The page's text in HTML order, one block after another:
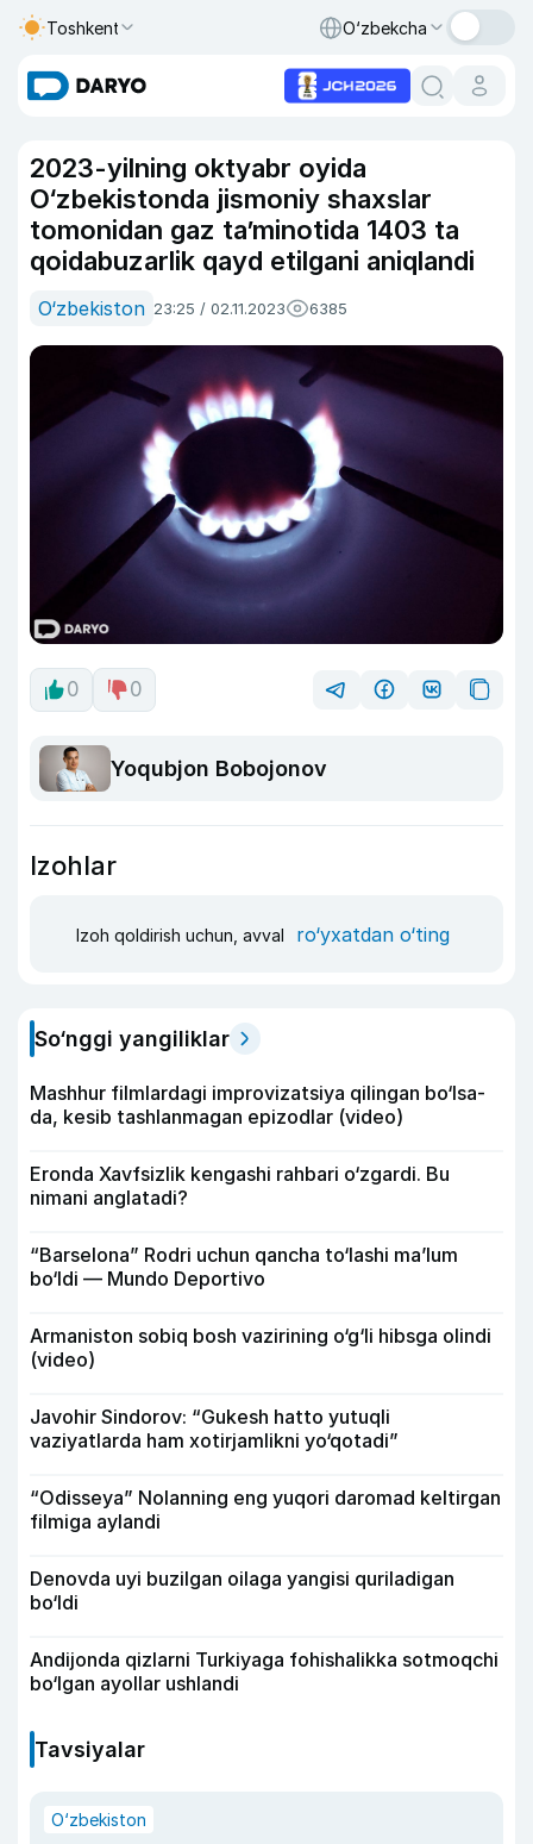
Toshkent O‘zbekcha
2023-yilning oktyabr oyida
O‘zbekistonda jismoniy shaxslar
tomonidan gaz taʼminotida 1403 ta
qoidabuzarlik qayd etilgani aniqlandi
O‘zbekiston 23:25 / 02.11.2023 6385
0 0
Yoqubjon Bobojonov
Izohlar
Izoh qoldirish uchun, avval ro‘yxatdan o‘ting
So‘nggi yangiliklar
Mashhur filmlardagi improvizatsiya qilingan bo‘lsa-
da, kesib tashlanmagan epizodlar (video)
Eronda Xavfsizlik kengashi rahbari o‘zgardi. Bu
nimani anglatadi?
“Barselona” Rodri uchun qancha to‘lashi ma’lum
bo‘ldi — Mundo Deportivo
Armaniston sobiq bosh vazirining o‘g‘li hibsga olindi
(video)
Javohir Sindorov: “Gukesh hatto yutuqli
vaziyatlarda ham xotirjamlikni yo‘qotadi”
“Odisseya” Nolanning eng yuqori daromad keltirgan
filmiga aylandi
Denovda uyi buzilgan oilaga yangisi quriladigan
bo‘ldi
Andijonda qizlarni Turkiyaga fohishalikka sotmoqchi
bo‘lgan ayollar ushlandi
Tavsiyalar
O‘zbekiston